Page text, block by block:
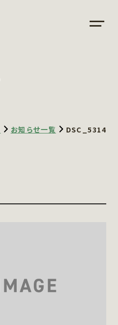
お知らせ一覧 DSC_5314